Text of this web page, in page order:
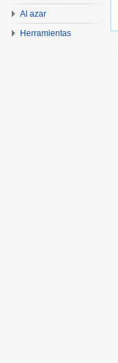
Al azar
Herramientas